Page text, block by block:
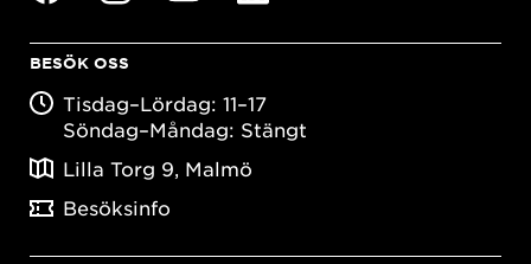
BESÖK OSS
Tisdag–Lördag: 11–17
Söndag–Måndag: Stängt
Lilla Torg 9, Malmö
Besöksinfo